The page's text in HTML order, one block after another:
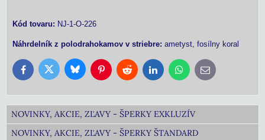
Kód tovaru: NJ-1-O-226
Náhrdelník z polodrahokamov v striebre: ametyst, fosílny koral
FacebookTwitter BlueskyPinterestReddit LinkedInWhatsApp
E-
mail
NOVINKY, AKCIE, ZĽAVY - ŠPERKY EXKLUZÍV
NOVINKY, AKCIE, ZĽAVY - ŠPERKY ŠTANDARD